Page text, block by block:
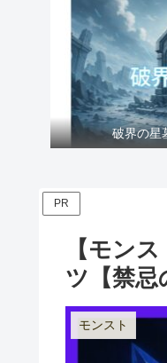
破界の星
PR
【モン
ツ【禁忌
モンスト